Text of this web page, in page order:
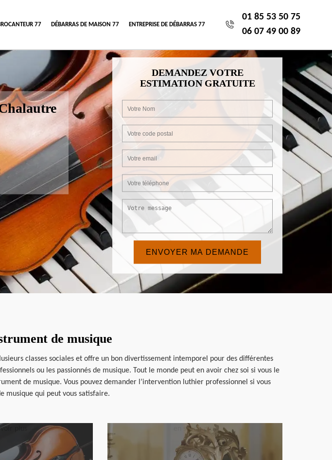
77 DÉBARRAS DE MAISON 77 ENTREPRISE DE DÉBARRAS 77
01 85 53 50 75
06 07 49 00 89
DEMANDEZ VOTRE
ESTIMATION GRATUITE
de musique
classes sociales et offre un bon divertissement intemporel pour des différentes
ou les passionnés de musique. Tout le monde peut en avoir chez soi si vous le
de musique. Vous pouvez demander l’intervention luthier professionnel si vous
musique qui peut vous satisfaire.
plus en savoir plus